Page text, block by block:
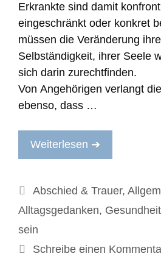
Erkrankte sind damit
eingeschränkt oder konkret
müssen die Veränderung
Selbständigkeit, ihrer Seele
sich darin zurechtfinden.
Von Angehörigen verlangt
ebenso, dass …
Weiterlesen ➔
Kategorien
Abschied & Trauer,
Alltagsgedanken, Gesundheit
sein
Schreibe einen